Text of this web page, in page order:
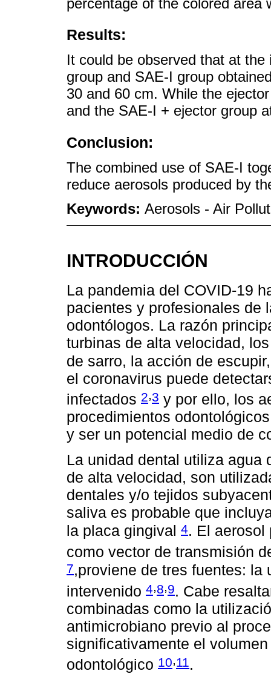
percentage of the colored area
Results:
It could be observed that at
group and SAE-I group
30 and 60 cm. While the
and the SAE-I + ejector group
Conclusion:
The combined use of SAE-I
reduce aerosols produced by
Keywords: Aerosols - Air
INTRODUCCIÓN
La pandemia del COVID-19
pacientes y profesionales de
odontólogos. La razón
turbinas de alta velocidad,
de sarro, la acción de
el coronavirus puede
infectados 2,3 y por ello, los
procedimientos
y ser un potencial medio de
La unidad dental utiliza agua
de alta velocidad, son
dentales y/o tejidos
saliva es probable que
la placa gingival 4. El aerosol
como vector de transmisión
7,proviene de tres fuentes:
intervenido 4 8 9. Cabe
combinadas como la
antimicrobiano previo al
significativamente el
odontológico 10,11.